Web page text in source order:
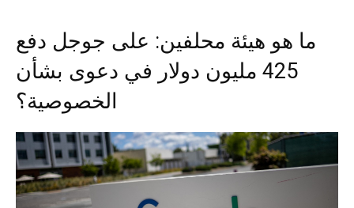
ما هو هيئة محلفين: على جوجل دفع
425 مليون دولار في دعوى بشأن
الخصوصية؟